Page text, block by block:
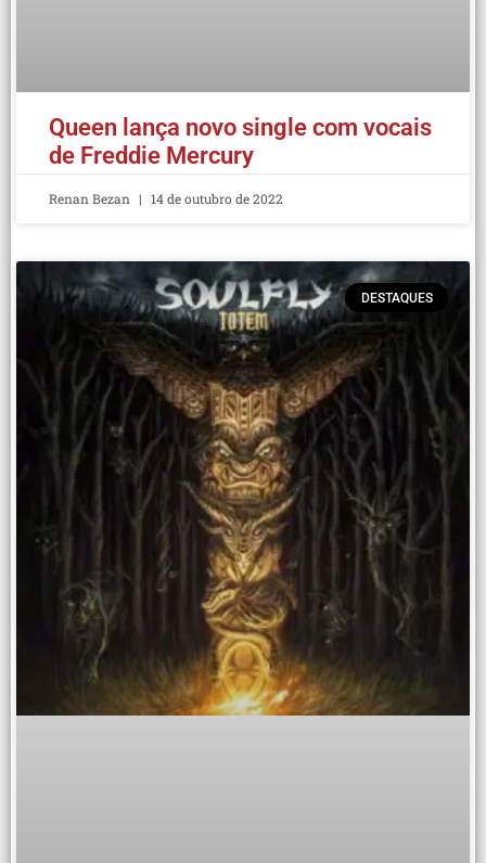
Queen lança novo single com vocais
de Freddie Mercury
Renan Bezan 14 de outubro de 2022
DESTAQUES